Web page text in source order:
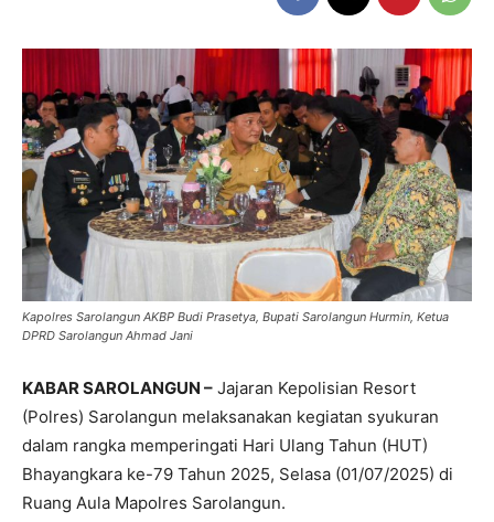
Kapolres Sarolangun AKBP Budi Prasetya, Bupati Sarolangun Hurmin, Ketua
DPRD Sarolangun Ahmad Jani
KABAR SAROLANGUN – Jajaran Kepolisian Resort
(Polres) Sarolangun melaksanakan kegiatan syukuran
dalam rangka memperingati Hari Ulang Tahun (HUT)
Bhayangkara ke-79 Tahun 2025, Selasa (01/07/2025) di
Ruang Aula Mapolres Sarolangun.